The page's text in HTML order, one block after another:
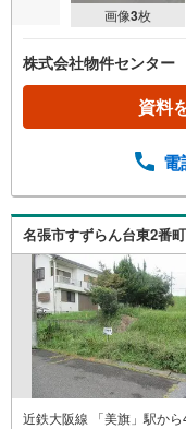
画像3枚
株式会社物件センター
資料
電
名張市すずらん台東2番町
近鉄大阪線 「美旗」駅か